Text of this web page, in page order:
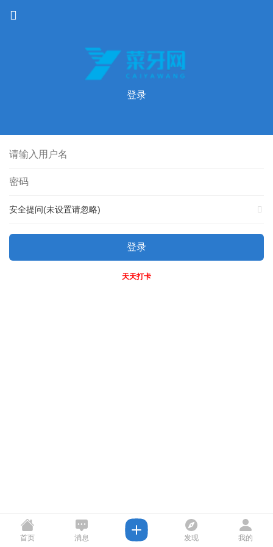
登录
安全提问(未设置请忽略)
登录
天天打卡
首页 消息 发现 我的